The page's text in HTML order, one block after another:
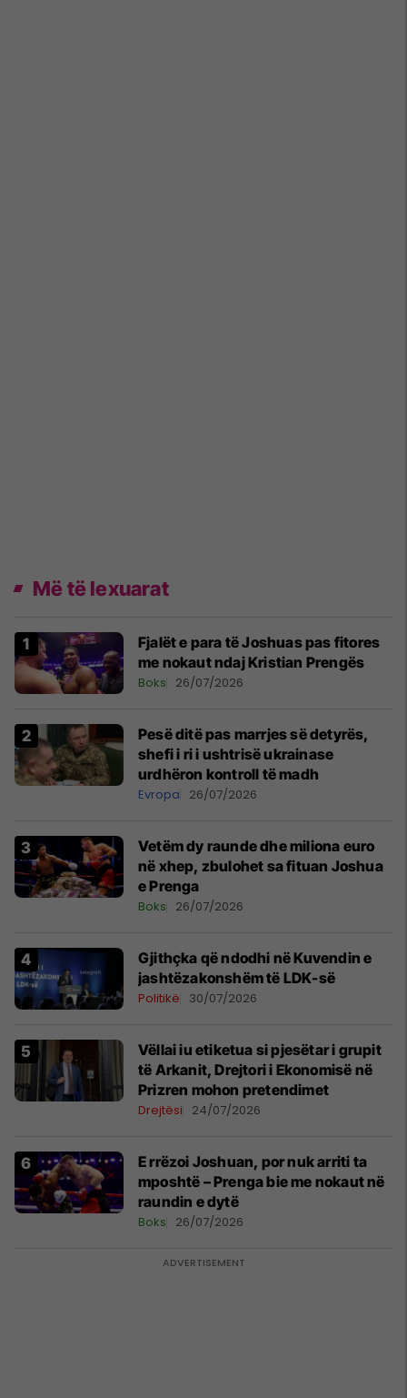
Më të lexuarat
Fjalët e para të Joshuas pas fitores
me nokaut ndaj Kristian Prengës
Boks 26/07/2026
Pesë ditë pas marrjes së detyrës,
shefi i ri i ushtrisë ukrainase
urdhëron kontroll të madh
Evropa 26/07/2026
Vetëm dy raunde dhe miliona euro
në xhep, zbulohet sa fituan Joshua
e Prenga
Boks 26/07/2026
Gjithçka që ndodhi në Kuvendin e
jashtëzakonshëm të LDK-së
Politikë 30/07/2026
Vëllai iu etiketua si pjesëtar i grupit
të Arkanit, Drejtori i Ekonomisë në
Prizren mohon pretendimet
Drejtësi 24/07/2026
E rrëzoi Joshuan, por nuk arriti ta
mposhtë – Prenga bie me nokaut në
raundin e dytë
Boks 26/07/2026